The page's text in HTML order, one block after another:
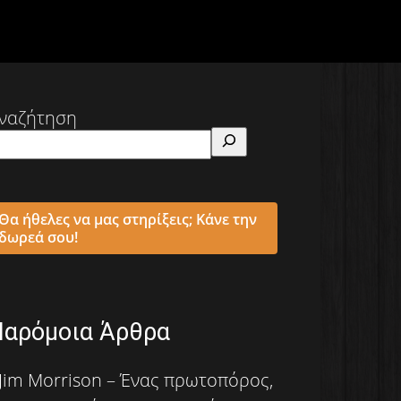
ήθελες να μας στηρίξεις; Κάνε την
σου!
Άρθρα
Morrison – Ένας πρωτοπόρος,